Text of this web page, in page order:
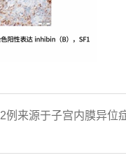
2例来源于子宫内膜异位